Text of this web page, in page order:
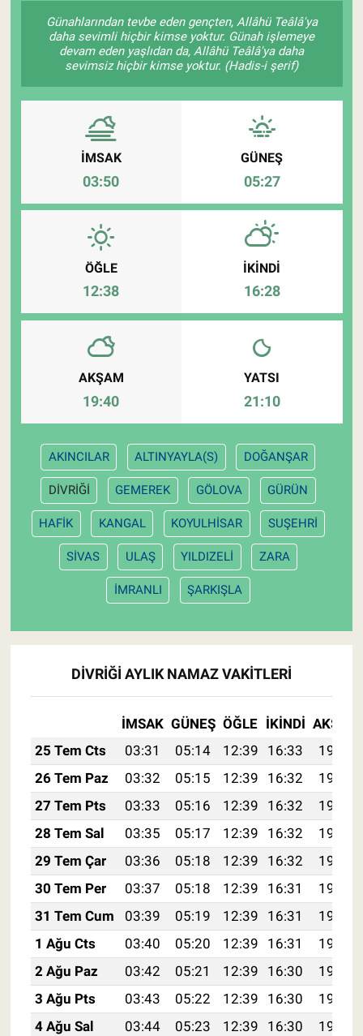
Günahlarından tevbe eden gençten, Allâhü Teâlâ'ya
daha sevimli hiçbir kimse yoktur. Günah işlemeye
devam eden yaşlıdan da, Allâhü Teâlâ'ya daha
sevimsiz hiçbir kimse yoktur. (Hadis-i şerif)
İMSAK
03:50
GÜNEŞ
05:27
ÖĞLE
12:38
İKINDI
16:28
AKŞAM
19:40
YATSI
21:10
AKINCILAR ALTINYAYLA(S) DOĞANŞAR
DİVRİĞİ GEMEREK GÖLOVA GÜRÜN
HAFİK KANGAL KOYULHİSAR SUŞEHRİ
SİVAS ULAŞ YILDIZELİ ZARA
İMRANLI ŞARKIŞLA
DİVRİĞİ AYLIK NAMAZ VAKITLERI
İMSAK GÜNEŞ ÖĞLE İKINDI AKŞAM
25 Tem Cts
03:31 05:14 12:39 16:33
19:54
26 Tem Paz
03:32 05:15 12:39 16:32
19:53
27 Tem Pts
03:33 05:16 12:39 16:32
19:53
28 Tem Sal
03:35 05:17 12:39 16:32
19:52
29 Tem Çar
03:36 05:18 12:39 16:32
19:51
30 Tem Per
03:37 05:18 12:39 16:31
19:50
31 Tem Cum
03:39 05:19 12:39 16:31
19:49
1 Ağu Cts
03:40 05:20 12:39 16:31
19:48
2 Ağu Paz
03:42 05:21 12:39 16:30
19:47
3 Ağu Pts
03:43 05:22 12:39 16:30
19:46
4 Ağu Sal
03:44 05:23 12:39 16:30
19:45
Pankobirlik
Et fiyatları
Tarım Bilgisi
Yetiştirici Soruyor
Üretici Birlikleri
Şeker ve Şekerli Mamüller
Tahıllar ve Baklagiller
Tohum